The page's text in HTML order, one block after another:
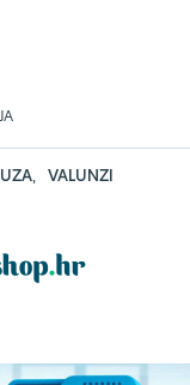
, VALUNZI